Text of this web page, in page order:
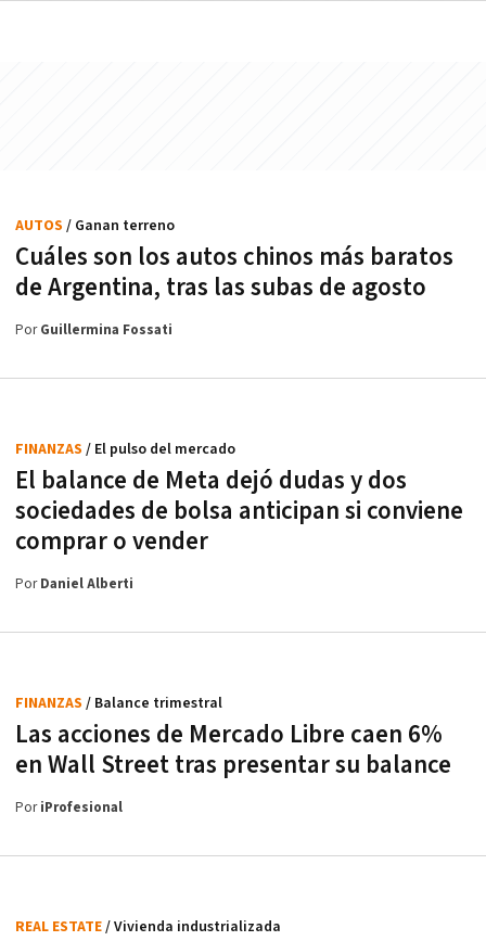
Cuáles son los autos chinos más baratos
de Argentina, tras las subas de agosto
AUTOS / Ganan terreno
PorGuillermina Fossati
El balance de Meta dejó dudas y dos
sociedades de bolsa anticipan si conviene
comprar o vender
FINANZAS / El pulso del mercado
PorDaniel Alberti
Las acciones de Mercado Libre caen 6%
en Wall Street tras presentar su balance
FINANZAS / Balance trimestral
PoriProfesional
REAL ESTATE/ Vivienda industrializada